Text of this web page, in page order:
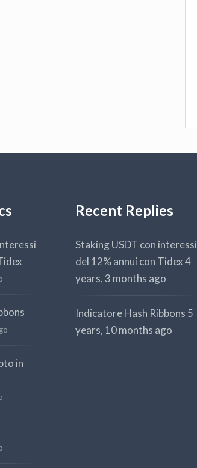
in
Recent Replies
Staking USDT con interessi
del 12% annui con Tidex4
years, 3 months ago
Indicatore Hash Ribbons 5
years, 10 months ago